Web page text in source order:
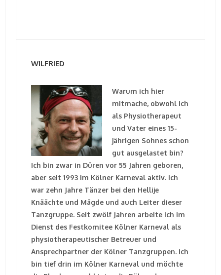
WILFRIED
Warum ich hier
mitmache, obwohl ich
als Physiotherapeut
und Vater eines 15-
jährigen Sohnes schon
gut ausgelastet bin?
Ich bin zwar in Düren vor 55 Jahren geboren,
aber seit 1993 im Kölner Karneval aktiv. Ich
war zehn Jahre Tänzer bei den Hellije
Knäächte und Mägde und auch Leiter dieser
Tanzgruppe. Seit zwölf Jahren arbeite ich im
Dienst des Festkomitee Kölner Karneval als
physiotherapeutischer Betreuer und
Ansprechpartner der Kölner Tanzgruppen. Ich
bin tief drin im Kölner Karneval und möchte